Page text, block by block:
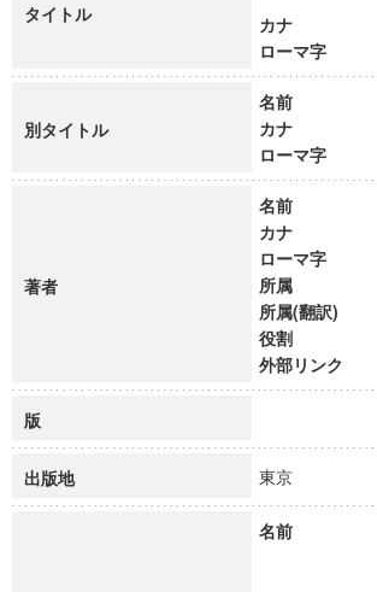
タイトル
カナ
ローマ字
別タイトル
名前
カナ
ローマ字
著者
名前
カナ
ローマ字
所属
所属(翻訳)
役割
外部リンク
版
出版地 東京
名前